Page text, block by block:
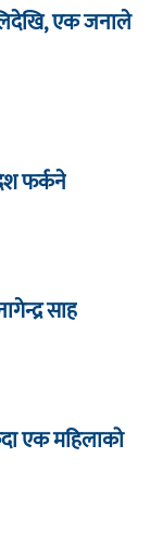
एक जनाले
फर्कने
साह
एक महिलाको